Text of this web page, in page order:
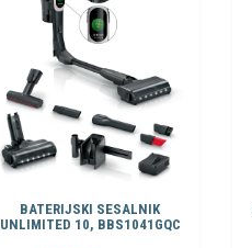
BATERIJSKI SESALNIK
UNLIMITED 10, BBS1041GQC